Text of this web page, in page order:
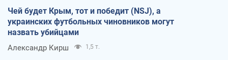
Чей будет Крым, тот и победит (NSJ), а
украинских футбольных чиновников могут
назвать убийцами
Александр Кирш 1,5 т.